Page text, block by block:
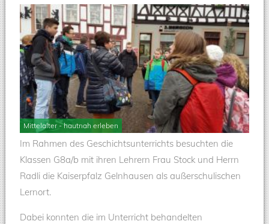
Mittelalter - hautnah erleben
Im Rahmen des Geschichtsunterrichts besuchten die
Klassen G8a/b mit ihren Lehrern Frau Stock und Herrn
Radli die Kaiserpfalz Gelnhausen als außerschulischen
Lernort.
Dabei konnten die im Unterricht behandelten